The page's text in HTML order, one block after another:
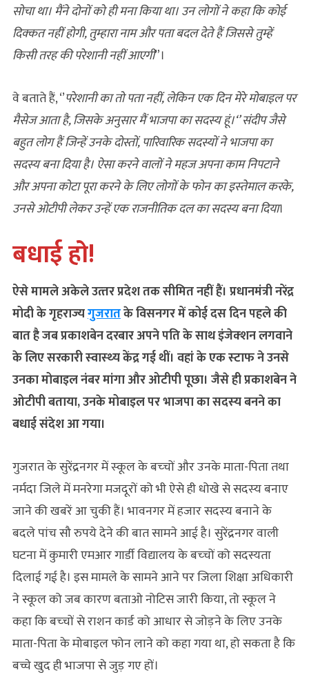
सोचा था। मैंने दोनों को ही मना किया था। उन लोगों ने कहा कि कोई
दिक्कत नहीं होगी, तुम्हारा नाम और पता बदल देते हैं जिससे तुम्हें
किसी तरह की परेशानी नहीं आएगी”।
वे बताते हैं, ‘’परेशानी का तो पता नहीं, लेकिन एक दिन मेरे मोबाइल पर
मैसेज आता है, जिसके अनुसार मैं भाजपा का सदस्य हूं।‘’ संदीप जैसे
बहुत लोग हैं जिन्हें उनके दोस्तों, पारिवारिक सदस्यों ने भाजपा का
सदस्य बना दिया है। ऐसा करने वालों ने महज अपना काम निपटाने
और अपना कोटा पूरा करने के लिए लोगों के फोन का इस्‍तेमाल करके,
उनसे ओटीपी लेकर उन्हें एक राजनीतिक दल का सदस्य बना दिया।
बधाई हो!
ऐसे मामले अकेले उत्‍तर प्रदेश तक सीमित नहीं हैं। प्रधानमंत्री नरेंद्र
मोदी के गृहराज्‍यगुजरातके विसनगर में कोई दस दिन पहले की
बात है जब प्रकाशबेन दरबार अपने पति के साथ इंजेक्‍शन लगवाने
के लिए सरकारी स्‍वास्‍थ्‍य केंद्र गई थीं। वहां के एक स्‍टाफ ने उनसे
उनका मोबाइल नंबर मांगा और ओटीपी पूछा। जैसे ही प्रकाशबेन ने
ओटीपी बताया, उनके मोबाइल पर भाजपा का सदस्‍य बनने का
बधाई संदेश आ गया।
गुजरात के सुरेंद्रनगर में स्‍कूल के बच्‍चों और उनके माता-पिता तथा
नर्मदा जिले में मनरेगा मजदूरों को भी ऐसे ही धोखे से सदस्‍य बनाए
जाने की खबरें आ चुकी हैं। भावनगर में हजार सदस्‍य बनाने के
बदले पांच सौ रुपये देने की बात सामने आई है। सुरेंद्रनगर वाली
घटना में कुमारी एमआर गार्डी विद्यालय के बच्‍चों को सदस्यता
दिलाई गई है। इस मामले के सामने आने पर जिला शिक्षा अधिकारी
ने स्कूल को जब कारण बताओ नोटिस जारी किया, तो स्कूल ने
कहा कि बच्‍चों से राशन कार्ड को आधार से जोड़ने के लिए उनके
माता-पिता के मोबाइल फोन लाने को कहा गया था, हो सकता है कि
बच्चे खुद ही भाजपा से जुड़ गए हों।